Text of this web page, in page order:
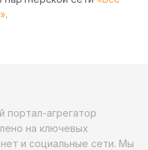
.
портал-агрегатор
на ключевых
и социальные сети. Мы